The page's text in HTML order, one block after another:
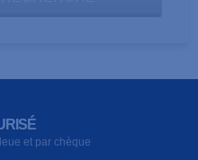
et par chèque